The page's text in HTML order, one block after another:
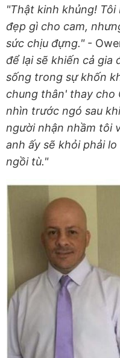
"Thật kinh khủng!
đẹp gì cho cam,
sức chịu đựng." -
để lại sẽ khiến cả gia
sống trong sự khốn
chung thân' thay cho
nhìn trước ngó sau
người nhận nhầm tôi
anh ấy sẽ khỏi phải
ngồi tù."